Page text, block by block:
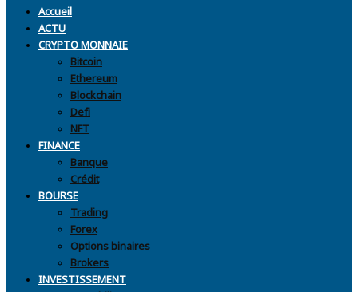
Accueil
ACTU
CRYPTO MONNAIE
Bitcoin
Ethereum
Blockchain
Defi
NFT
FINANCE
Banque
Crédit
BOURSE
Trading
Forex
Options binaires
Brokers
INVESTISSEMENT